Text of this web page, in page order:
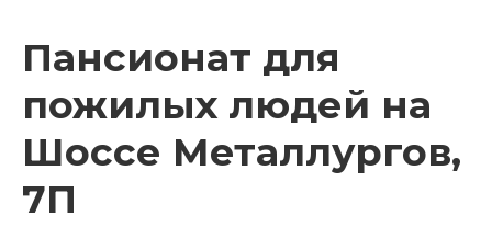
Пансионат для
пожилых людей на
Шоссе Металлургов,
7П